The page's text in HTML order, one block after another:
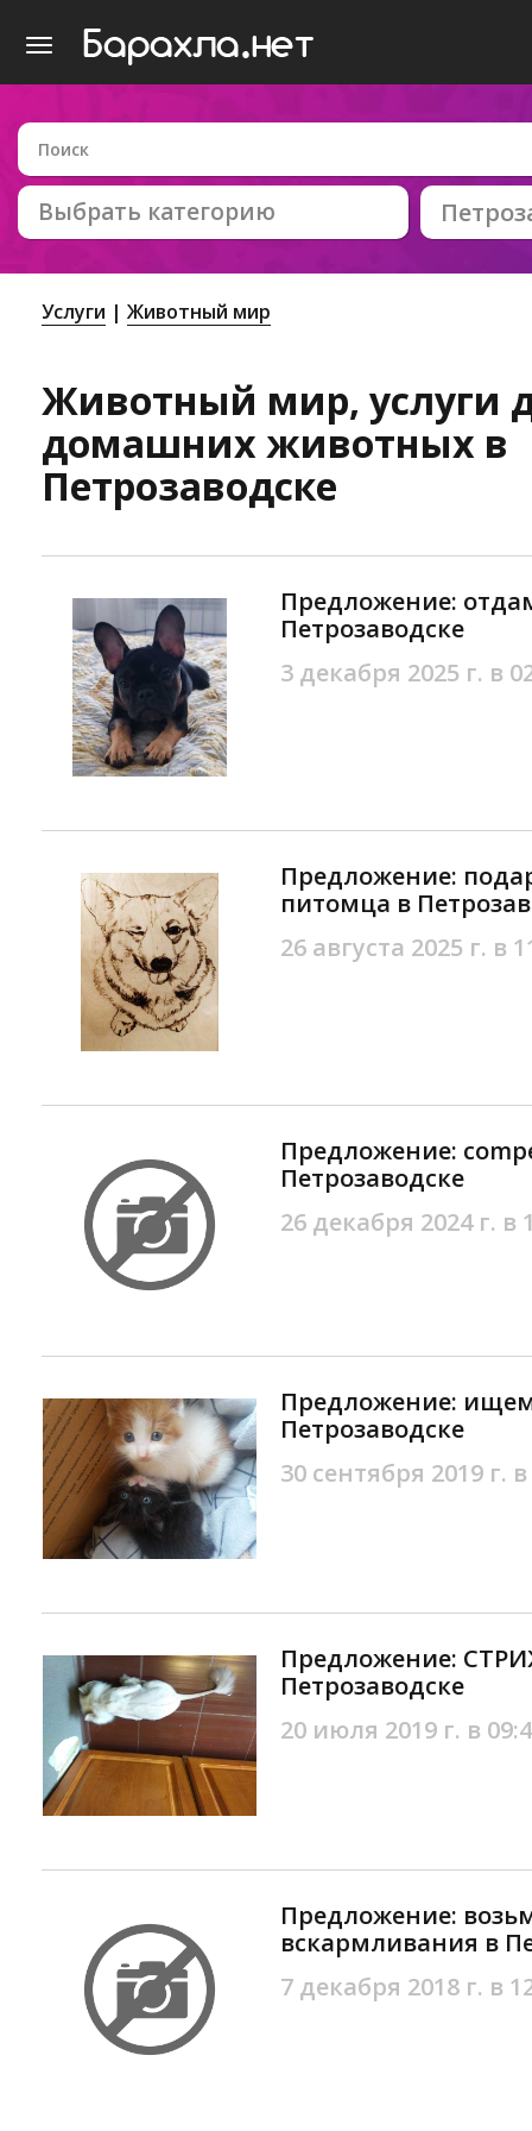
Выбрать категорию
Услуги Животный мир
Животный мир, услуги
домашних животных в
Петрозаводске
Предложение:
Петрозаводске
3 декабря 2025 г. в
Предложение:
питомца в
26 августа 2025 г. в
Предложение:
Петрозаводске
26 декабря 2024 г. в
Предложение:
Петрозаводске
30 сентября 2019 г.
Предложение:
Петрозаводске
20 июля 2019 г. в
Предложение:
вскармливания в
7 декабря 2018 г. в